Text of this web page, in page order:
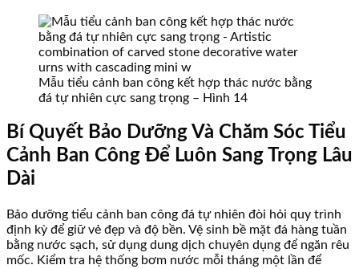
Mẫu tiểu cảnh ban công kết hợp thác nước bằng
đá tự nhiên cực sang trọng – Hình 14
Bí Quyết Bảo Dưỡng Và Chăm Sóc Tiểu
Cảnh Ban Công Để Luôn Sang Trọng Lâu
Dài
Bảo dưỡng tiểu cảnh ban công đá tự nhiên đòi hỏi quy trình
định kỳ để giữ vẻ đẹp và độ bền. Vệ sinh bề mặt đá hàng tuần
bằng nước sạch, sử dụng dung dịch chuyên dụng để ngăn rêu
mốc. Kiểm tra hệ thống bơm nước mỗi tháng một lần để